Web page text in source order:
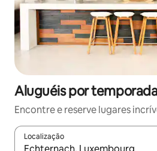
Aluguéis por
Encontre e reserve lugares
Localização
Quando os resultados estiverem